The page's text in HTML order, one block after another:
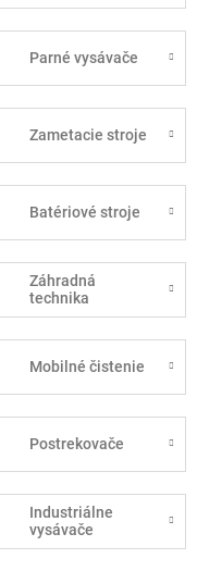
Parné vysávače
Zametacie stroje
Batériové stroje
Záhradná
technika
Mobilné čistenie
Postrekovače
Industriálne
vysávače